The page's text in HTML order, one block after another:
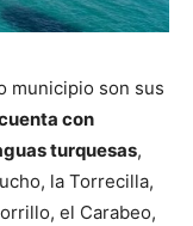
municipio son sus
con
turquesas,
la Torrecilla,
el Carabeo,